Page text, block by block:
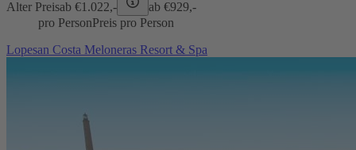
Alter Preisab €1.022,- ab €929,-
pro PersonPreis pro Person
Lopesan Costa Meloneras Resort & Spa